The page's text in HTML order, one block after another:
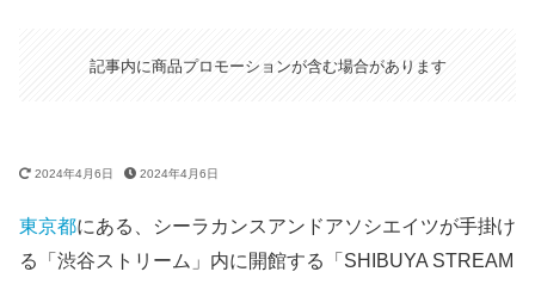
2024年4月6日 2024年4月6日
記事内に商品プロモーションが含む場合があります
東京都にある、シーラカンスアンドアソシエイツが手掛け
る「渋谷ストリーム」内に開館する「SHIBUYA STREAM